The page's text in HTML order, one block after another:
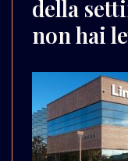
della
non hai